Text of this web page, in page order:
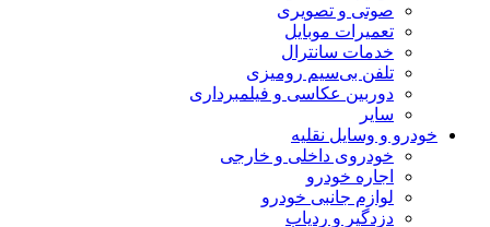
صوتی و تصویری
تعمیرات موبایل
خدمات سانترال
تلفن بی‌سیم رومیزی
دوربین عکاسی و فیلمبرداری
سایر
خودرو و وسایل نقلیه
خودروی داخلی و خارجی
اجاره خودرو
لوازم جانبی خودرو
دزدگیر و ردیاب